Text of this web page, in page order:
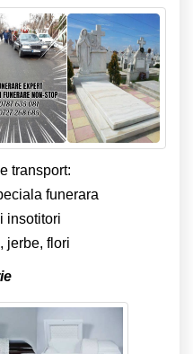
transport:
funerara
insotitori
jerbe, flori